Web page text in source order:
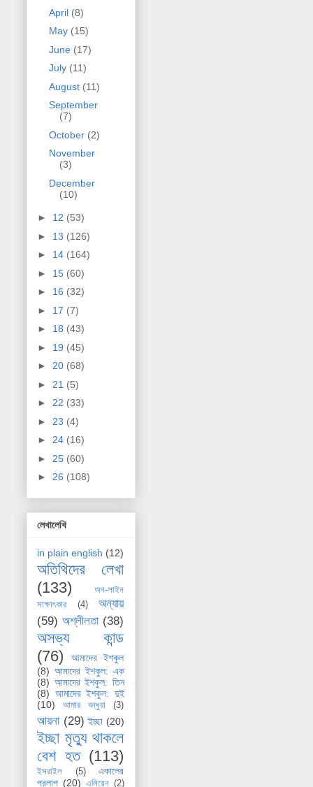
April (8)
May (15)
June (17)
July (11)
August (11)
September
(7)
October (2)
November
(3)
December
(10)
► 12 (53)
► 13 (126)
► 14 (164)
► 15 (60)
► 16 (32)
► 17 (7)
► 18 (43)
► 19 (45)
►20 (68)
► 21 (5)
►22 (33)
► 23 (4)
►24 (16)
► 25 (60)
►26 (108)
লেখালেখি
in plain english (12)
অতিথিদের লেখা
(133)
অন-লাইন
সাক্ষাৎকার
(4)
অন্যায়
(59) অশ্লীলতা (38)
অসভ্য কান্ড
(76)
আমাদের ইশকুল
(8) আমাদের ইশকুল: এক
(8) আমাদের ইশকুল: তিন
(8) আমাদের ইশকুল: দুই
(10)
আমার বন্ধুরা (3)
আয়না (29) ইচ্ছা (20)
ইচ্ছা মৃত্যু থাকলে
বেশ হত (113)
ইসরাইল (5)
একালের
প্রলাপ (20) এলিয়েন (2)